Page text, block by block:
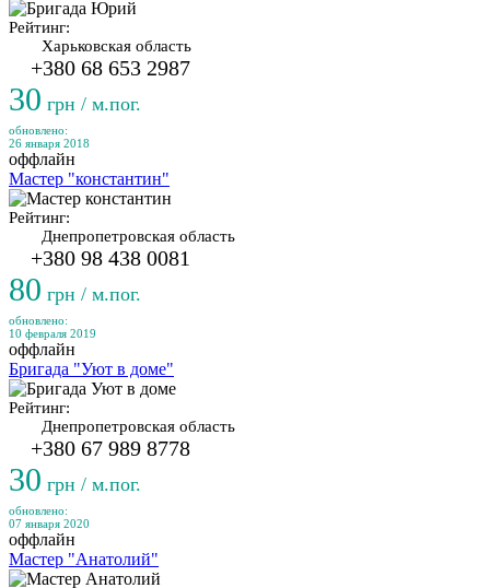
Рейтинг:
Харьковская область
+380 68 653 2987
30 грн / м.пог.
обновлено:
26 января 2018
оффлайн
Мастер "константин"
Рейтинг:
Днепропетровская область
+380 98 438 0081
80 грн / м.пог.
обновлено:
10 февраля 2019
оффлайн
Бригада "Уют в доме"
Рейтинг:
Днепропетровская область
+380 67 989 8778
30 грн / м.пог.
обновлено:
07 января 2020
оффлайн
Мастер "Анатолий"